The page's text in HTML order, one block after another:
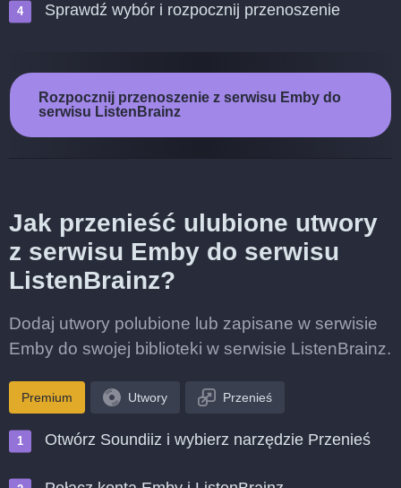
Sprawdź wybór i rozpocznij przenoszenie
Rozpocznij przenoszenie z serwisu Emby do
serwisu ListenBrainz
Jak przenieść ulubione utwory
z serwisu Emby do serwisu
ListenBrainz?
Dodaj utwory polubione lub zapisane w serwisie
Emby do swojej biblioteki w serwisie ListenBrainz.
Premium Utwory Przenieś
Otwórz Soundiiz i wybierz narzędzie Przenieś